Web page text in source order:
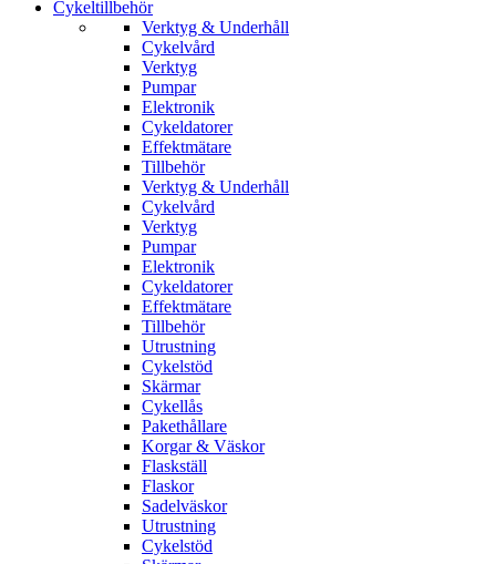
Cykeltillbehör
Verktyg & Underhåll
Cykelvård
Verktyg
Pumpar
Elektronik
Cykeldatorer
Effektmätare
Tillbehör
Verktyg & Underhåll
Cykelvård
Verktyg
Pumpar
Elektronik
Cykeldatorer
Effektmätare
Tillbehör
Utrustning
Cykelstöd
Skärmar
Cykellås
Pakethållare
Korgar & Väskor
Flaskställ
Flaskor
Sadelväskor
Utrustning
Cykelstöd